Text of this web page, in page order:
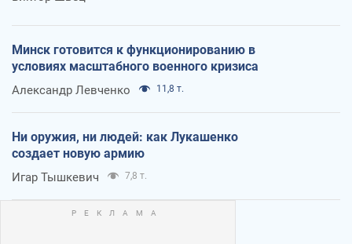
Минск готовится к функционированию в
условиях масштабного военного кризиса
Александр Левченко 11,8 т.
Ни оружия, ни людей: как Лукашенко
создает новую армию
Игар Тышкевич 7,8 т.